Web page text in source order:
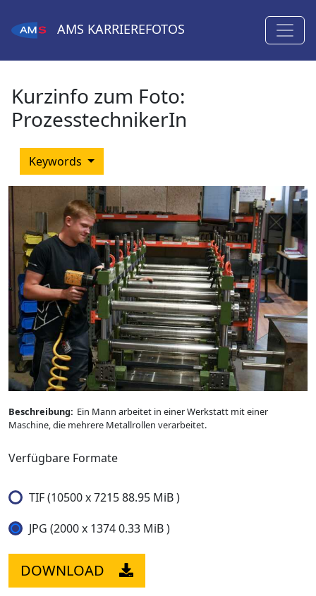
AMS KARRIEREFOTOS
Kurzinfo zum Foto:
ProzesstechnikerIn
Keywords
Beschreibung: Ein Mann arbeitet in einer Werkstatt mit einer
Maschine, die mehrere Metallrollen verarbeitet.
Verfügbare Formate
TIF (10500 x 7215 88.95 MiB )
JPG (2000 x 1374 0.33 MiB )
DOWNLOAD